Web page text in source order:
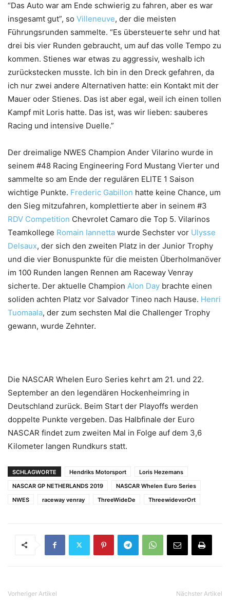
“Das Auto war am Ende schwierig zu fahren, aber es war
insgesamt gut”, so Villeneuve, der die meisten
Führungsrunden sammelte. “Es übersteuerte sehr und hat
drei bis vier Runden gebraucht, um auf das volle Tempo zu
kommen. Stienes war etwas zu aggressiv, weshalb ich
zurückstecken musste. Ich bin in den Dreck gefahren, da
ich nur zwei andere Alternativen hatte: ein Kontakt mit der
Mauer oder Stienes. Das ist aber egal, weil ich einen tollen
Kampf mit Loris hatte. Das ist, was wir lieben: sauberes
Racing und intensive Duelle.”
Der dreimalige NWES Champion Ander Vilarino wurde in
seinem #48 Racing Engineering Ford Mustang Vierter und
sammelte so am Ende der regulären ELITE 1 Saison
wichtige Punkte. Frederic Gabillon hatte keine Chance, um
den Sieg mitzufahren, komplettierte aber in seinem #3
RDV Competition Chevrolet Camaro die Top 5. Vilarinos
Teamkollege Romain Iannetta wurde Sechster vor Ulysse
Delsaux, der sich den zweiten Platz in der Junior Trophy
und die vier Bonuspunkte für die meisten Überholmanöver
im 100 Runden langen Rennen am Raceway Venray
sicherte. Der aktuelle Champion Alon Day brachte einen
soliden achten Platz vor Salvador Tineo nach Hause. Henri
Tuomaala, der zum sechsten Mal die Challenger Trophy
gewann, wurde Zehnter.
Die NASCAR Whelen Euro Series kehrt am 21. und 22.
September an den legendären Hockenheimring in
Deutschland zurück. Beim Start der Playoffs werden
doppelte Punkte vergeben. Das Halbfinale der Euro
NASCAR findet zum zweiten Mal in Folge auf dem 3,6
Kilometer langen Rundkurs statt.
SCHLAGWORTE Hendriks Motorsport
Loris Hezemans
NASCAR GP NETHERLANDS 2019
NASCAR Whelen Euro Series
NWES
raceway venray ThreeWideDe ThreewidevorOrt
Vorheriger Artikel Nächster Artikel